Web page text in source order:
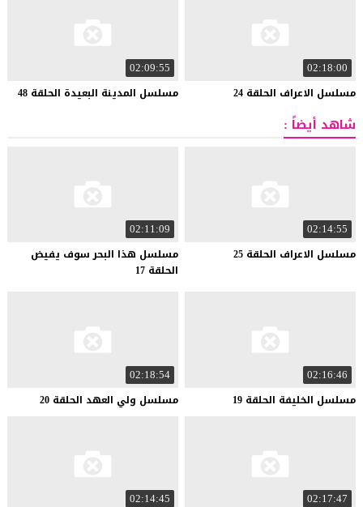
02:18:00
مسلسل الاعراف الحلقة 24
02:09:55
مسلسل المدينة البعيدة الحلقة 48
شاهد أيضاً :
02:14:55
مسلسل الاعراف الحلقة 25
02:11:09
مسلسل هذا البحر سوف يفيض
الحلقة 17
02:16:46
مسلسل الخليفة الحلقة 19
02:18:54
مسلسل ولي العهد الحلقة 20
02:17:47
02:14:45